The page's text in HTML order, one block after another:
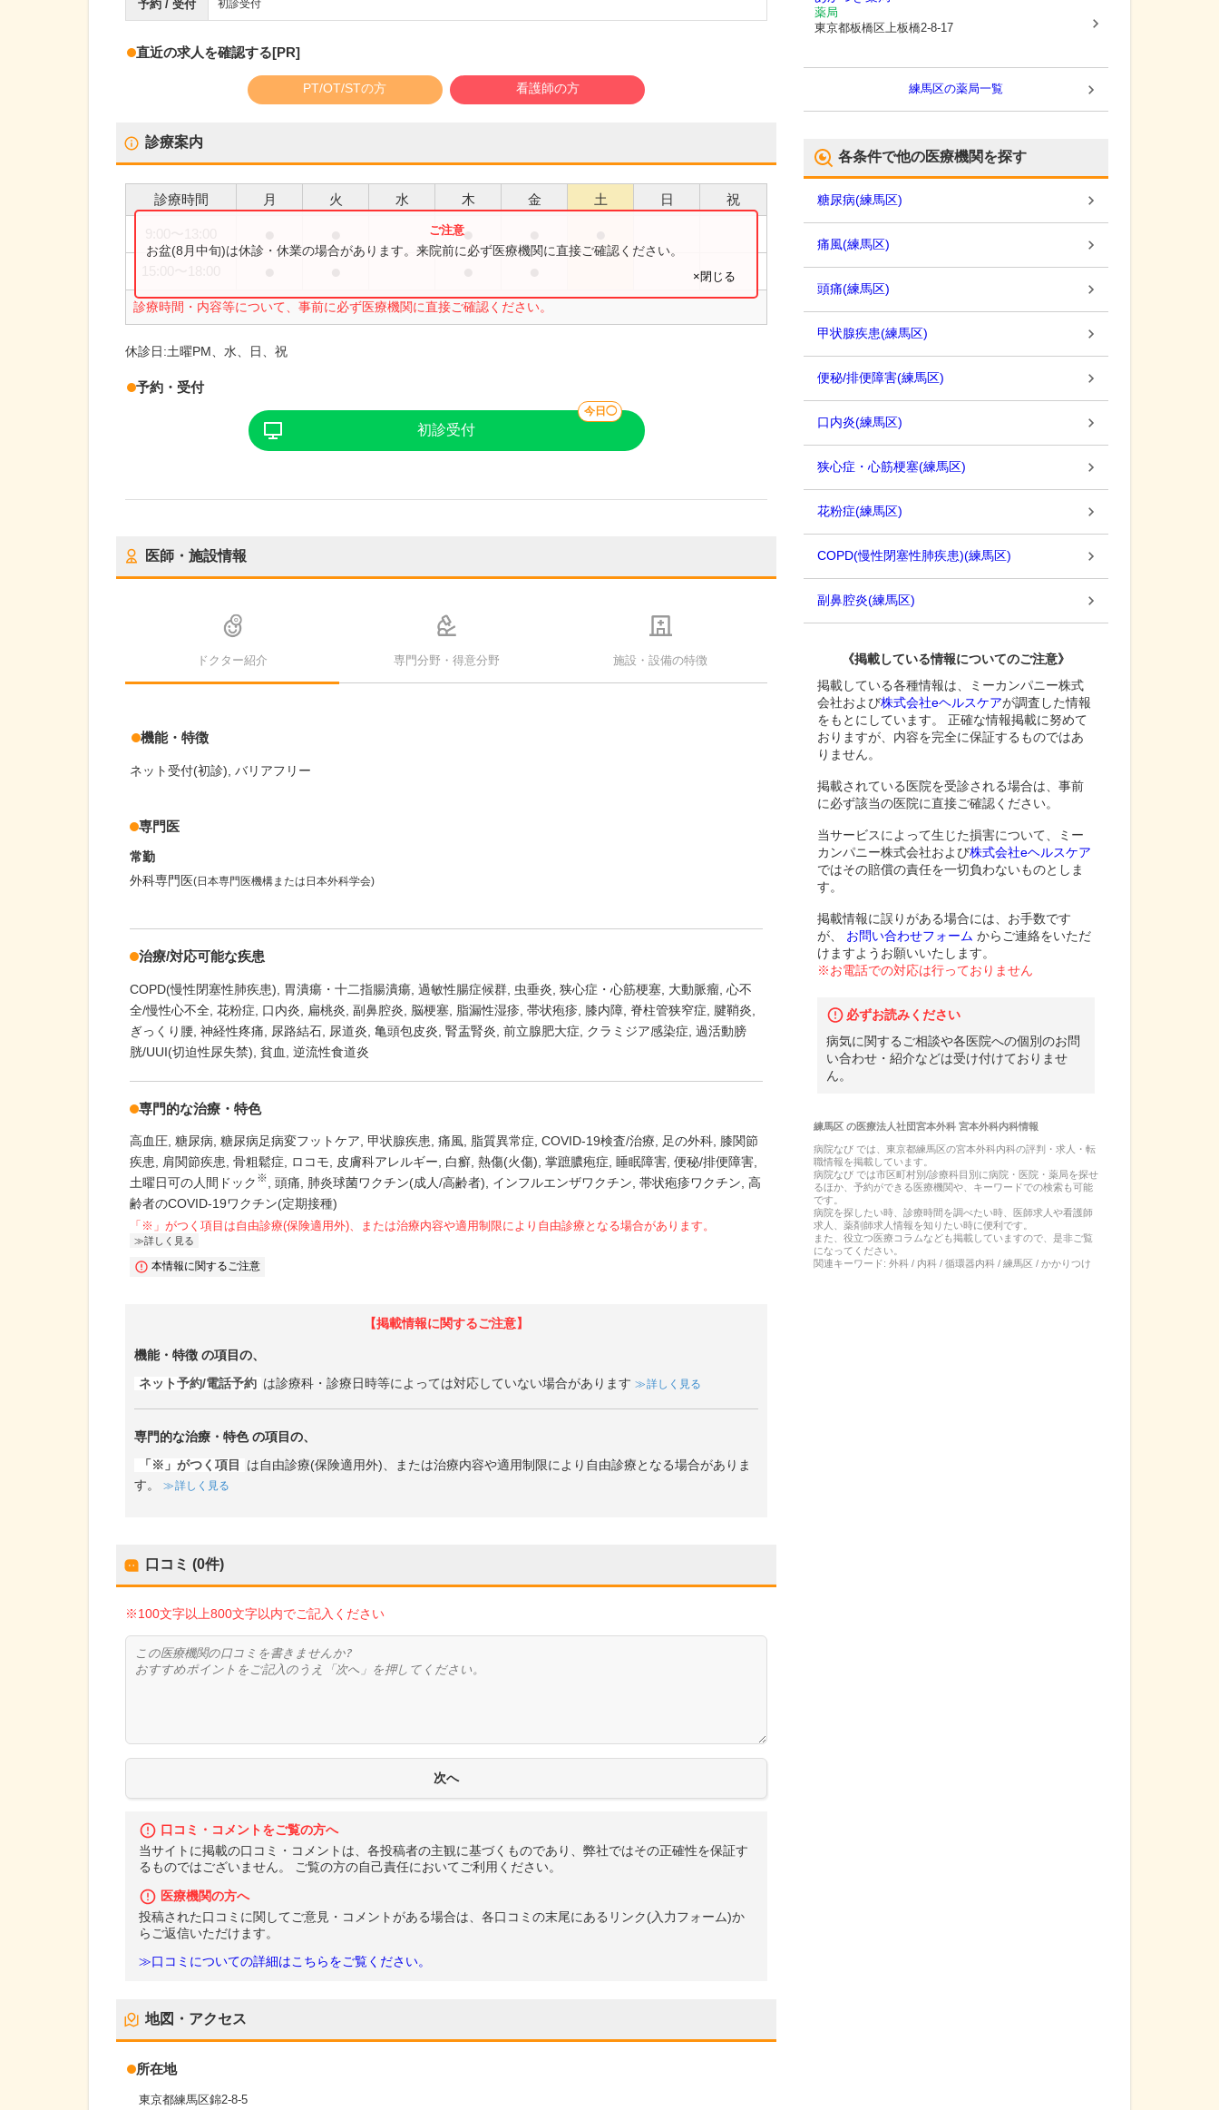
予約 / 受付 初診受付
直近の求人を確認する[PR]
PT/OT/STの方 看護師の方
診療案内
診療時間 月 火 水 木 金 土 日 祝
●
診療時間・内容等について、事前に必ず医療機関に直接ご確認ください。
お盆(8月中旬)は休診・休業の場合があります。来院前に必ず医療機関に直接ご確認ください。
×閉じる
休診日:土曜PM、水、日、祝
予約・受付
初診受付
今日◯
医師・施設情報
ドクター紹介 専門分野・得意分野 施設・設備の特徴
機能・特徴
ネット受付(初診) バリアフリー
専門医
常勤
外科専門医(日本専門医機構または日本外科学会)
治療/対応可能な疾患
COPD(慢性閉塞性肺疾患) 胃潰瘍・十二指腸潰瘍 過敏性腸症候群 虫垂炎 狭心症・心筋梗塞 大動脈瘤 心不
全/慢性心不全 花粉症 口内炎 扁桃炎 副鼻腔炎 脳梗塞 脂漏性湿疹 帯状疱疹 膝内障 脊柱管狭窄症
腱鞘炎
ぎっくり腰 神経性疼痛 尿路結石 尿道炎 亀頭包皮炎 腎盂腎炎 前立腺肥大症 クラミジア感染症 過活動膀
胱/UUI(切迫性尿失禁) 貧血 逆流性食道炎
専門的な治療・特色
高血圧 糖尿病 糖尿病足病変フットケア 甲状腺疾患 痛風 脂質異常症 COVID-19検査/治療 足の外科 膝関節
疾患
肩関節疾患 骨粗鬆症 ロコモ 皮膚科アレルギー 白癬 熱傷(火傷) 掌蹠膿疱症 睡眠障害 便秘/排便障害
土曜日可の人間ドック ※ 頭痛 肺炎球菌ワクチン(成人/高齢者) インフルエンザワクチン 帯状疱疹ワクチン 高
齢者のCOVID-19ワクチン(定期接種)
「※」がつく項目は自由診療(保険適用外)、または治療内容や適用制限により自由診療となる場合があります。
詳しく見る
本情報に関するご注意
【掲載情報に関するご注意】
機能・特徴 の項目の、
ネット予約/電話予約 は診療科・診療日時等によっては対応していない場合があります 詳しく見る
専門的な治療・特色の項目の、
「※」がつく項目
は自由診療(保険適用外)、または治療内容や適用制限により自由診療となる場合がありま
す。
詳しく見る
口コミ (0件)
※100文字以上800文字以内でご記入ください
口コミ・コメントをご覧の方へ
当サイトに掲載の口コミ・コメントは、各投稿者の主観に基づくものであり、弊社ではその正確性を保証す
るものではございません。 ご覧の方の自己責任においてご利用ください。
医療機関の方へ
投稿された口コミに関してご意見・コメントがある場合は、各口コミの末尾にあるリンク(入力フォーム)か
らご返信いただけます。
≫口コミについての詳細はこちらをご覧ください。
地図・アクセス
所在地
東京都練馬区錦2-8-5
薬局
東京都板橋区上板橋2-8-17
練馬区の薬局一覧
各条件で他の医療機関を探す
糖尿病(練馬区)
痛風(練馬区)
頭痛(練馬区)
甲状腺疾患(練馬区)
便秘/排便障害(練馬区)
口内炎(練馬区)
狭心症・心筋梗塞(練馬区)
花粉症(練馬区)
COPD(慢性閉塞性肺疾患)(練馬区)
副鼻腔炎(練馬区)
《掲載している情報についてのご注意》
掲載している各種情報は、ミーカンパニー株式
会社および株式会社eヘルスケアが調査した情報
をもとにしています。 正確な情報掲載に努めて
おりますが、内容を完全に保証するものではあ
りません。
掲載されている医院を受診される場合は、事前
に必ず該当の医院に直接ご確認ください。
当サービスによって生じた損害について、ミー
カンパニー株式会社および株式会社eヘルスケア
ではその賠償の責任を一切負わないものとしま
す。
掲載情報に誤りがある場合には、お手数です
が、
お問い合わせフォーム からご連絡をいただ
けますようお願いいたします。
※お電話での対応は行っておりません
必ずお読みください
病気に関するご相談や各医院への個別のお問
い合わせ・紹介などは受け付けておりませ
ん。
練馬区の医療法人社団宮本外科 宮本外科内科情報
病院なび では、 東京都練馬区の宮本外科内科の評判・求人・転
職情報を掲載しています。
病院なび では市区町村別/診療科目別に病院・医院・薬局を探せ
るほか、予約ができる医療機関や、キーワードでの検索も可能
です。
病院を探したい時、診療時間を調べたい時、医師求人や看護師
求人、薬剤師求人情報を知りたい時に便利です。
また、役立つ医療コラムなども掲載していますので、是非ご覧
になってください。
関連キーワード: 外科 / 内科 / 循環器内科 / 練馬区 / かかりつけ